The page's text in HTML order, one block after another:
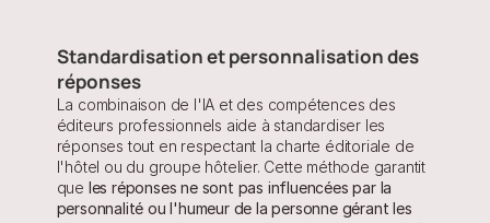
Standardisation et personnalisation des
réponses
La combinaison de l'IA et des compétences des
éditeurs professionnels aide à standardiser les
réponses tout en respectant la charte éditoriale de
l'hôtel ou du groupe hôtelier. Cette méthode garantit
que les réponses ne sont pas influencées par la
personnalité ou l'humeur de la personne gérant les